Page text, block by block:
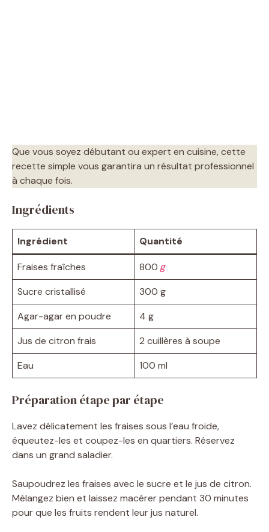
Que vous soyez débutant ou expert en cuisine, cette
recette simple vous garantira un résultat professionnel
à chaque fois.
Ingrédients
Ingrédient Quantité
Fraises fraîches 800 g
Sucre cristallisé
300 g
Agar-agar en poudre
4 g
Jus de citron frais
2 cuillères à soupe
Eau
100 ml
Préparation étape par étape
Lavez délicatement les fraises sous l’eau froide,
équeutez-les et coupez-les en quartiers. Réservez
dans un grand saladier.
Saupoudrez les fraises avec le sucre et le jus de citron.
Mélangez bien et laissez macérer pendant 30 minutes
pour que les fruits rendent leur jus naturel.